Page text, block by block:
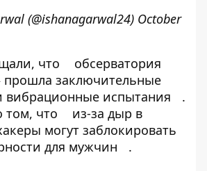
(@ishanagarwal24) October
что
обсерватория
прошла заключительные
вибрационные испытания
.
том, что
из-за дыр в
могут заблокировать
для мужчин
.